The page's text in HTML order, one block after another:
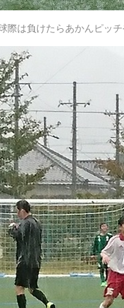
際は負けたらあかんピッ